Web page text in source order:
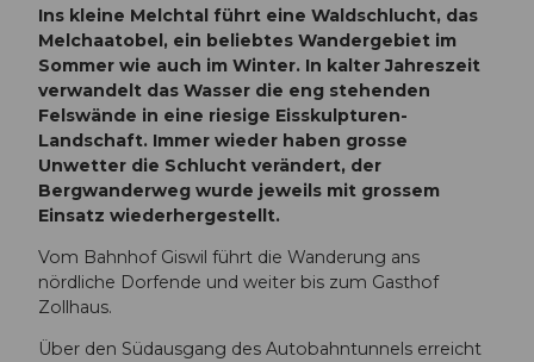
Ins kleine Melchtal führt eine Waldschlucht, das
Melchaatobel, ein beliebtes Wandergebiet im
Sommer wie auch im Winter. In kalter Jahreszeit
verwandelt das Wasser die eng stehenden
Felswände in eine riesige Eisskulpturen-
Landschaft. Immer wieder haben grosse
Unwetter die Schlucht verändert, der
Bergwanderweg wurde jeweils mit grossem
Einsatz wiederhergestellt.
Vom Bahnhof Giswil führt die Wanderung ans
nördliche Dorfende und weiter bis zum Gasthof
Zollhaus.
Über den Südausgang des Autobahntunnels erreicht